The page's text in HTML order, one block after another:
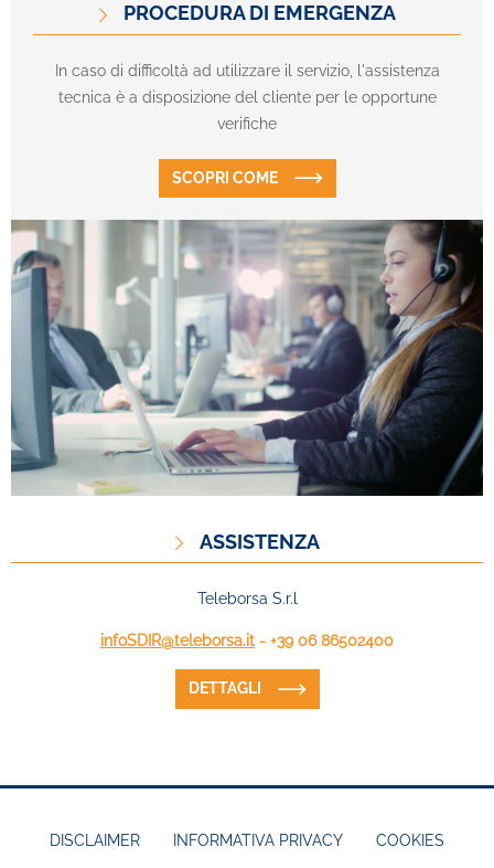
PROCEDURA DI EMERGENZA
In caso di difficoltà ad utilizzare il servizio, l'assistenza
tecnica è a disposizione del cliente per le opportune
verifiche
SCOPRI COME
ASSISTENZA
Teleborsa S.r.l
infoSDIR@teleborsa.it - +39 06 86502400
DETTAGLI
DISCLAIMER INFORMATIVA PRIVACY COOKIES